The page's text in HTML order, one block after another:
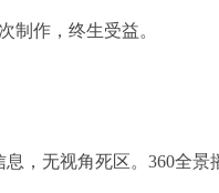
制作，终生受益。
，无视角死区。360全